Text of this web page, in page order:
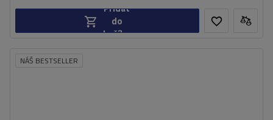
Přidat
do
košíku
NÁŠ BESTSELLER